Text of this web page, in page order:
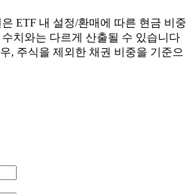
ETF 내 설정/환매에 따른 현금 비중
치와는 다르게 산출될 수 있습니다
, 주식을 제외한 채권 비중을 기준으